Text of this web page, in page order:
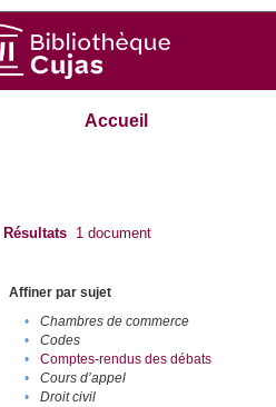
Accueil
Résultats 1 document
Affiner par sujet
•
Chambres de commerce
•
Codes
•
Comptes-rendus des débats
•
Cours d’appel
•
Droit civil